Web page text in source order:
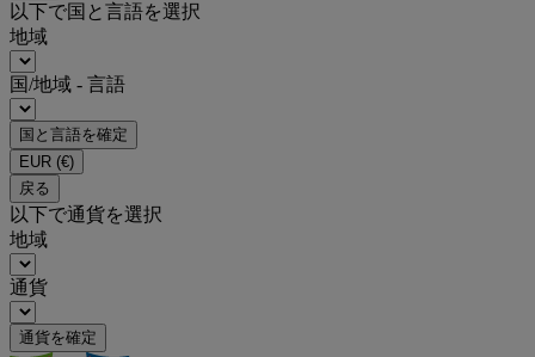
以下で国と言語を選択
地域
国/地域 - 言語
国と言語を確定
EUR (€)
戻る
以下で通貨を選択
地域
通貨
通貨を確定